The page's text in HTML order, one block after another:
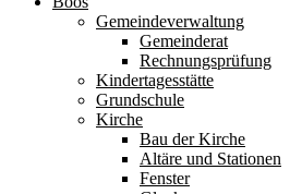
Gemeindeverwaltung
Gemeinderat
Rechnungsprüfung
Kindertagesstätte
Grundschule
Kirche
Bau der Kirche
Altäre und Stationen
Fenster